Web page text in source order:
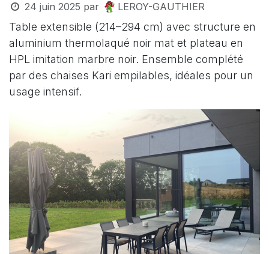
24 juin 2025 par LEROY-GAUTHIER
Table extensible (214–294 cm) avec structure en
aluminium thermolaqué noir mat et plateau en
HPL imitation marbre noir. Ensemble complété
par des chaises Kari empilables, idéales pour un
usage intensif.